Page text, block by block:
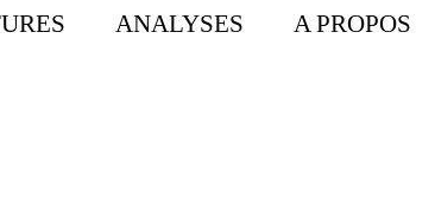
ANALYSES A PROPOS